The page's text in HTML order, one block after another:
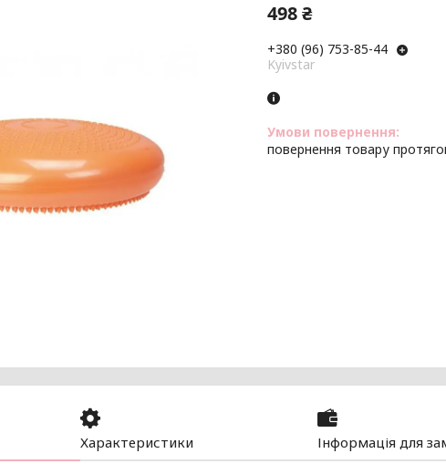
498 ₴
+380 (96) 753-85-44
Kyivstar
повернення товару
Характеристики Інформація для